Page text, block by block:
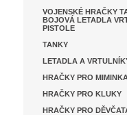
VOJENSKÉ HRAČKY
BOJOVÁ LETADLA
PISTOLE
TANKY
LETADLA A
HRAČKY PRO
HRAČKY PRO KLUKY
HRAČKY PRO